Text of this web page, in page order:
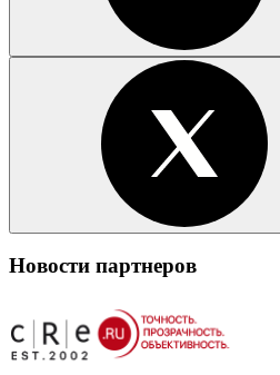
Новости партнеров